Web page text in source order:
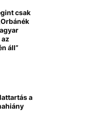
csak
áll”
a